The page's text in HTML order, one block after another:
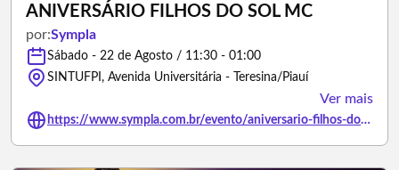
ANIVERSÁRIO FILHOS DO SOL MC
por:Sympla
Sábado - 22 de Agosto / 11:30 - 01:00
SINTUFPI, Avenida Universitária - Teresina/Piauí
Ver mais
https://www.sympla.com.br/evento/aniversario-filhos-do-sol-mc/3486225